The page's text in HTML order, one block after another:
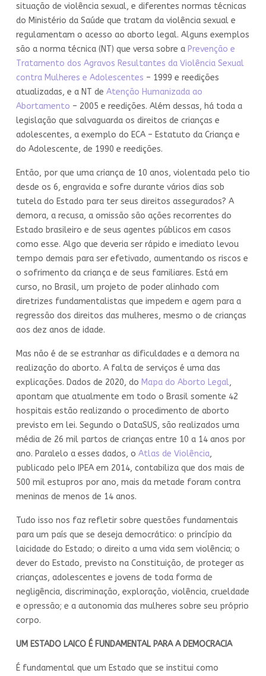
situação de violência sexual, e diferentes normas técnicas
do Ministério da Saúde que tratam da violência sexual e
regulamentam o acesso ao aborto legal. Alguns exemplos
são a norma técnica (NT) que versa sobre a Prevenção e
Tratamento dos Agravos Resultantes da Violência Sexual
contra Mulheres e Adolescentes – 1999 e reedições
atualizadas, e a NT de Atenção Humanizada ao
Abortamento – 2005 e reedições. Além dessas, há toda a
legislação que salvaguarda os direitos de crianças e
adolescentes, a exemplo do ECA – Estatuto da Criança e
do Adolescente, de 1990 e reedições.
Então, por que uma criança de 10 anos, violentada pelo tio
desde os 6, engravida e sofre durante vários dias sob
tutela do Estado para ter seus direitos assegurados? A
demora, a recusa, a omissão são ações recorrentes do
Estado brasileiro e de seus agentes públicos em casos
como esse. Algo que deveria ser rápido e imediato levou
tempo demais para ser efetivado, aumentando os riscos e
o sofrimento da criança e de seus familiares. Está em
curso, no Brasil, um projeto de poder alinhado com
diretrizes fundamentalistas que impedem e agem para a
regressão dos direitos das mulheres, mesmo o de crianças
aos dez anos de idade.
Mas não é de se estranhar as dificuldades e a demora na
realização do aborto. A falta de serviços é uma das
explicações. Dados de 2020, do Mapa do Aborto Legal,
apontam que atualmente em todo o Brasil somente 42
hospitais estão realizando o procedimento de aborto
previsto em lei. Segundo o DataSUS, são realizados uma
média de 26 mil partos de crianças entre 10 a 14 anos por
ano. Paralelo a esses dados, o Atlas de Violência,
publicado pelo IPEA em 2014, contabiliza que dos mais de
500 mil estupros por ano, mais da metade foram contra
meninas de menos de 14 anos.
Tudo isso nos faz refletir sobre questões fundamentais
para um país que se deseja democrático: o princípio da
laicidade do Estado; o direito a uma vida sem violência; o
dever do Estado, previsto na Constituição, de proteger as
crianças, adolescentes e jovens de toda forma de
negligência, discriminação, exploração, violência, crueldade
e opressão; e a autonomia das mulheres sobre seu próprio
corpo.
UM ESTADO LAICO É FUNDAMENTAL PARA A DEMOCRACIA
É fundamental que um Estado que se institui como